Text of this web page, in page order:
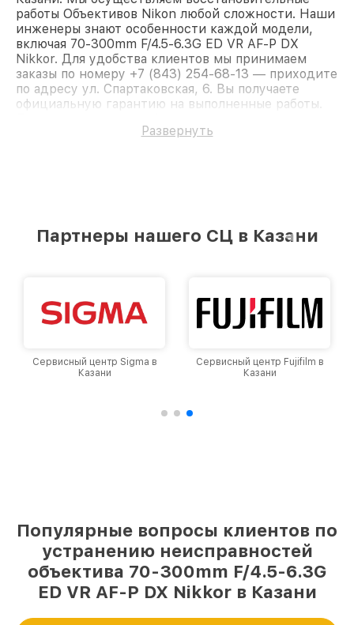
работы Объективов Nikon любой сложности. Наши
инженеры знают особенности каждой модели,
включая 70-300mm F/4.5-6.3G ED VR AF-P DX
Nikkor. Для удобства клиентов мы принимаем
заказы по номеру +7 (843) 254-68-13 — приходите
по адресу ул. Спартаковская, 6. Вы получаете
официальную гарантию на выполненные работы.
Развернуть
Партнеры нашего СЦ в Казани
Сервисный центр Sigma в
Казани
Сервисный центр Fujifilm в
Казани
Популярные вопросы клиентов по
устранению неисправностей
объектива 70-300mm F/4.5-6.3G
ED VR AF-P DX Nikkor в Казани